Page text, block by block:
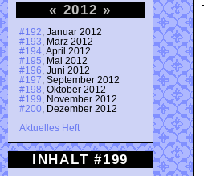
« 2012 »
#192 , Januar 2012
#193 , März 2012
#194 , April 2012
#195 , Mai 2012
#196 , Juni 2012
#197 , September 2012
#198 , Oktober 2012
#199 , November 2012
#200 , Dezember 2012
Aktuelles Heft
INHALT #199